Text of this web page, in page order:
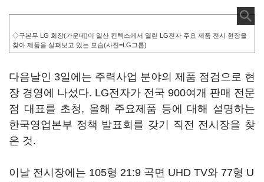
◇구본무 LG 회장(가운데)이 일산 킨텍스에서 열린 LG전자 주요 제품 전시 현장을
찾아 제품을 살펴보고 있는 모습(사진=LG그룹)
다음날인 3일에는 주력사업 분야의 제품 점검으로 현
장 경영에 나섰다. LG전자가 전국 900여개 판매 전문
점 대표를 초청, 올해 주요제품 등에 대해 설명하는
한국영업본부 정책 발표회를 갖기 직전 전시장을 찾
은 것.
이날 전시장에는 105형 21:9 곡면 UHD TV와 77형 U